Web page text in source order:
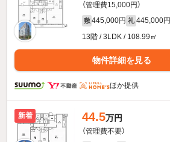
（管理費15,000円）
敷 445,000円 礼 445,000円
13階 / 3LDK / 108.99㎡
物件詳細を見る
ほか提供
新着 44.5万円
（管理費不要）